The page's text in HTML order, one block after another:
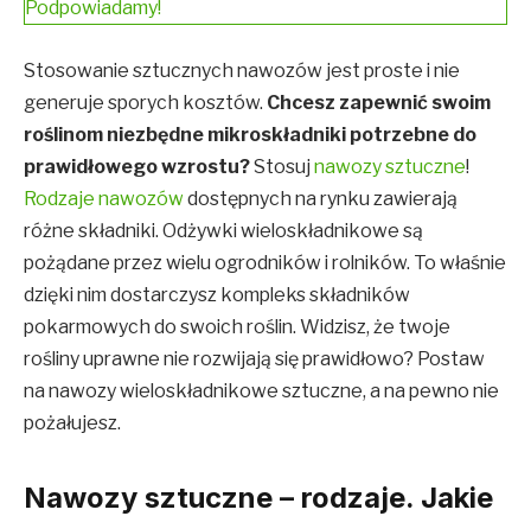
Podpowiadamy!
Stosowanie sztucznych nawozów jest proste i nie
generuje sporych kosztów. Chcesz zapewnić swoim
roślinom niezbędne mikroskładniki potrzebne do
prawidłowego wzrostu?Stosuj nawozy sztuczne!
Rodzaje nawozówdostępnych na rynku zawierają
różne składniki. Odżywki wieloskładnikowe są
pożądane przez wielu ogrodników i rolników. To właśnie
dzięki nim dostarczysz kompleks składników
pokarmowych do swoich roślin. Widzisz, że twoje
rośliny uprawne nie rozwijają się prawidłowo? Postaw
na nawozy wieloskładnikowe sztuczne, a na pewno nie
pożałujesz.
Nawozy sztuczne – rodzaje. Jakie